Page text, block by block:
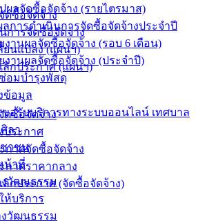
ผลจัดซื้อจัดจ้าง (รายไตรมาส)
ลการดำเนินการจัดซื้อจัดจ้างประจำปี
งานผลจัดซื้อจัดจ้าง (รอบ 6 เดือน)
งานผลจัดซื้อจัดจ้าง (ประจำปี)
อมบำรุงพัสดุ
ข้อมูล
ขอรับบริการทางระบบออนไลน์ เทศบาล
ศิลา
าชน
น้าที่
วัฒนธรรม
ห้บริการ
วัฒนธรรม
ดซื้อจัดจ้าง
การจัดซื้อจัดจ้าง
ยนแปลง (แผนฯ)
ลิกประกาศ (แผนฯ)
ดซื้อจัดจ้าง
ประกาศ
กาศจัดซื้อจัดจ้าง
กาศราคากลาง
ลิกประกาศ (จัดซื้อจัดจ้าง)